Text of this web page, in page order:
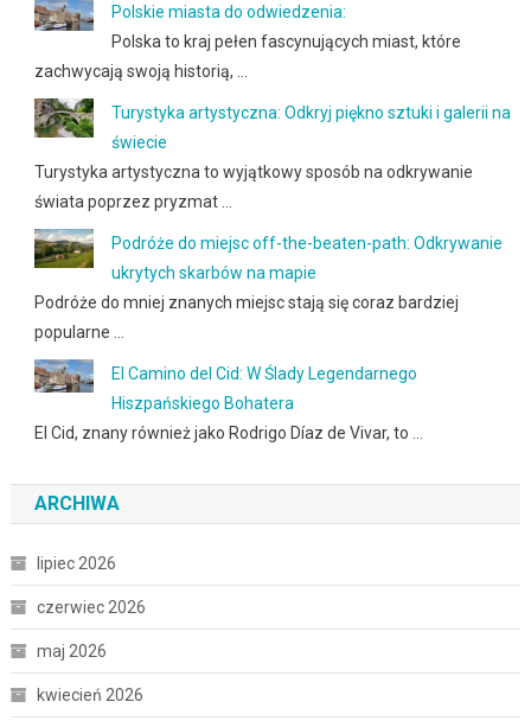
Polskie miasta do odwiedzenia:
Polska to kraj pełen fascynujących miast, które
zachwycają swoją historią, …
Turystyka artystyczna: Odkryj piękno sztuki i galerii na
świecie
Turystyka artystyczna to wyjątkowy sposób na odkrywanie
świata poprzez pryzmat …
Podróże do miejsc off-the-beaten-path: Odkrywanie
ukrytych skarbów na mapie
Podróże do mniej znanych miejsc stają się coraz bardziej
popularne …
El Camino del Cid: W Ślady Legendarnego
Hiszpańskiego Bohatera
El Cid, znany również jako Rodrigo Díaz de Vivar, to …
ARCHIWA
lipiec 2026
czerwiec 2026
maj 2026
kwiecień 2026